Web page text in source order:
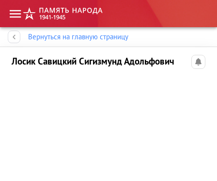
Вернуться на главную страницу
Лосик Савицкий Сигизмунд Адольфович
Память народа